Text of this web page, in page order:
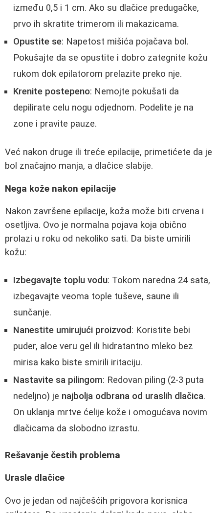
između 0,5 i 1 cm. Ako su dlačice predugačke,
prvo ih skratite trimerom ili makazicama.
Opustite se: Napetost mišića pojačava bol.
Pokušajte da se opustite i dobro zategnite kožu
rukom dok epilatorom prelazite preko nje.
Krenite postepeno: Nemojte pokušati da
depilirate celu nogu odjednom. Podelite je na
zone i pravite pauze.
Već nakon druge ili treće epilacije, primetićete da je
bol značajno manja, a dlačice slabije.
Nega kože nakon epilacije
Nakon završene epilacije, koža može biti crvena i
osetljiva. Ovo je normalna pojava koja obično
prolazi u roku od nekoliko sati. Da biste umirili
kožu:
Izbegavajte toplu vodu: Tokom naredna 24 sata,
izbegavajte veoma tople tuševe, saune ili
sunčanje.
Nanestite umirujući proizvod: Koristite bebi
puder, aloe veru gel ili hidratantno mleko bez
mirisa kako biste smirili iritaciju.
Nastavite sa pilingom: Redovan piling (2-3 puta
nedeljno) je najbolja odbrana od uraslih dlačica.
On uklanja mrtve ćelije kože i omogućava novim
dlačicama da slobodno izrastu.
Rešavanje čestih problema
Urasle dlačice
Ovo je jedan od najčešćih prigovora korisnica